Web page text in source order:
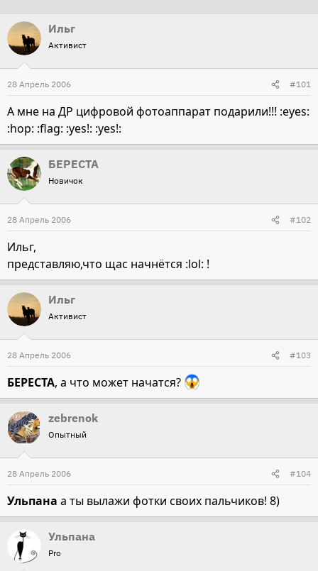
о
р
т
е
ы
а
н
а
ч
л
а
Ильг
Активист
28 Апрель 2006 #101
А мне на ДР цифровой фотоаппарат подарили!!! :eyes:
:hop: :flag: :yes!: :yes!:
БЕРЕСТА
Новичок
28 Апрель 2006 #102
Ильг,
представляю,что щас начнётся :lol: !
Ильг
Активист
28 Апрель 2006 #103
БЕРЕСТА, а что может начатся?
zebrenok
Опытный
28 Апрель 2006 #104
Ульпана а ты вылажи фотки своих пальчиков! 8)
Ульпана
Pro